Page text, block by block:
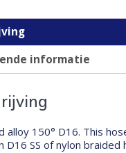
informatie
alloy 150° D16. This
D16 SS of nylon braided